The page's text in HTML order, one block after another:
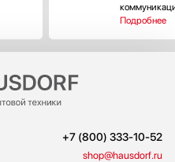
Подробнее
+7 (800) 333-10-52
shop@hausdorf.ru